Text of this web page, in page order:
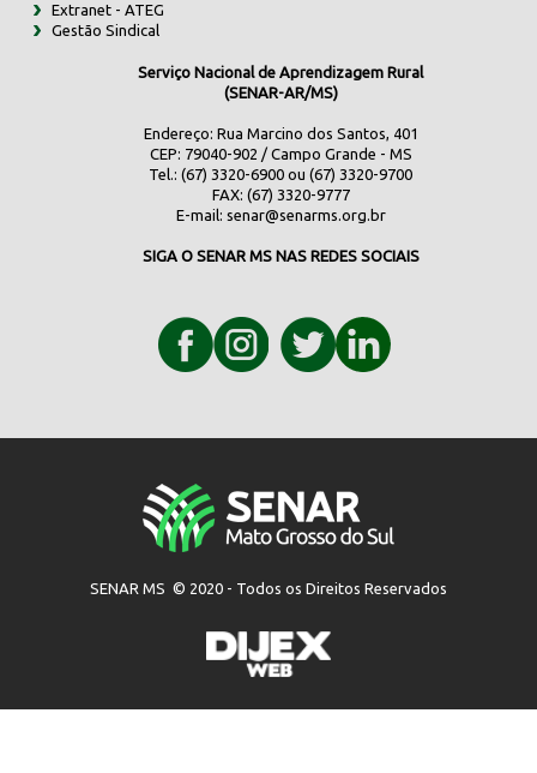
Extranet - ATEG
Gestão Sindical
Serviço Nacional de Aprendizagem Rural
(SENAR-AR/MS)
Endereço: Rua Marcino dos Santos, 401
CEP: 79040-902 / Campo Grande - MS
Tel.: (67) 3320-6900 ou (67) 3320-9700
FAX: (67) 3320-9777
E-mail: senar@senarms.org.br
SIGA O SENAR MS NAS REDES SOCIAIS
SENAR MS © 2020 - Todos os Direitos Reservados